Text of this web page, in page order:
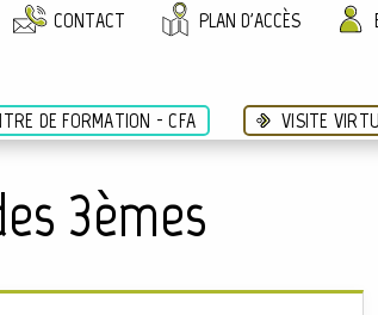
DE FORMATION - CFA VISITE
CONTACT PLAN D'ACCÈS
3èmes